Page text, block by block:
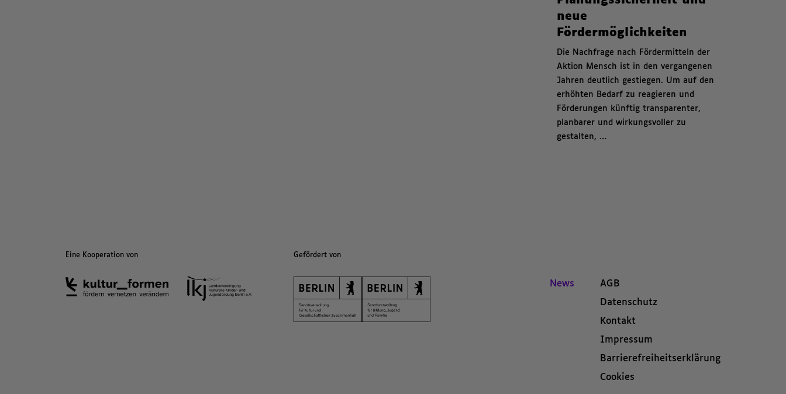
neue
Fördermöglichkeiten
Die Nachfrage nach Fördermitteln der
Aktion Mensch ist in den vergangenen
Jahren deutlich gestiegen. Um auf den
erhöhten Bedarf zu reagieren und
Förderungen künftig transparenter,
planbarer und wirkungsvoller zu
gestalten, …
Eine Kooperation von Gefördert von
News
AGB
Datenschutz
Kontakt
Impressum
Barrierefreiheitserklärung
Cookies